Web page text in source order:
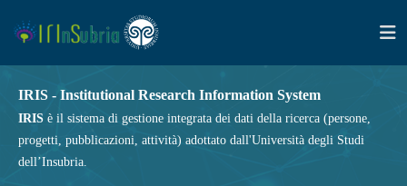
IRIS - Institutional Research Information System
IRIS è il sistema di gestione integrata dei dati della ricerca (persone,
progetti, pubblicazioni, attività) adottato dall'Università degli Studi
dell’Insubria.